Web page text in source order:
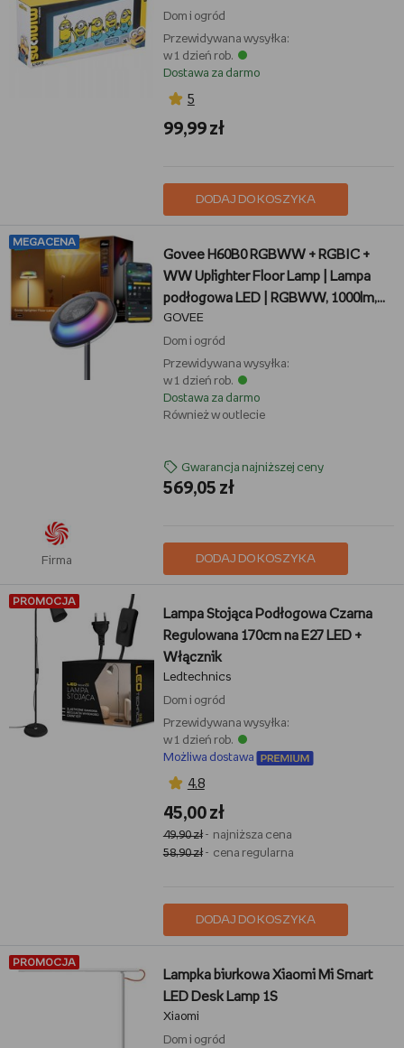
Dom i ogród
Przewidywana wysyłka:
w 1 dzień rob.
Dostawa za darmo
5
99,99 zł
DODAJ DO KOSZYKA
MEGACENA
Firma
Govee H60B0 RGBWW + RGBIC +
WW Uplighter Floor Lamp | Lampa
podłogowa LED | RGBWW, 1000lm,
2.4GHz Wi-Fi + Bluetooth
GOVEE
Dom i ogród
Przewidywana wysyłka:
w 1 dzień rob.
Dostawa za darmo
Również w outlecie
Gwarancja najniższej ceny
569,05 zł
DODAJ DO KOSZYKA
PROMOCJA
Lampa Stojąca Podłogowa Czarna
Regulowana 170cm na E27 LED +
Włącznik
Ledtechnics
Dom i ogród
Przewidywana wysyłka:
w 1 dzień rob.
Możliwa dostawa
4,8
45,00 zł
49,90 zł- najniższa cena
58,90 zł- cena regularna
DODAJ DO KOSZYKA
PROMOCJA
Lampka biurkowa Xiaomi Mi Smart
LED Desk Lamp 1S
Xiaomi
Dom i ogród